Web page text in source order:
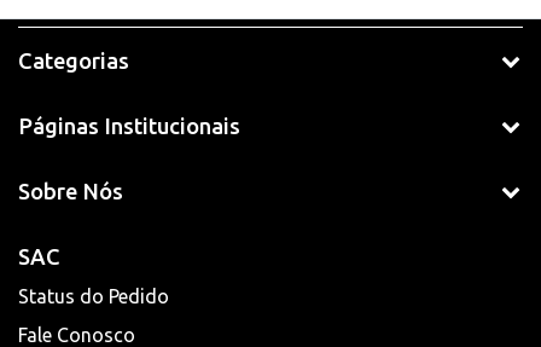
Categorias
Páginas Institucionais
Sobre Nós
SAC
Status do Pedido
Fale Conosco